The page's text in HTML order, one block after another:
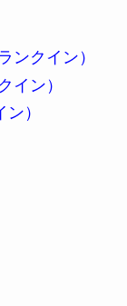
ンクイン）
イン）
）